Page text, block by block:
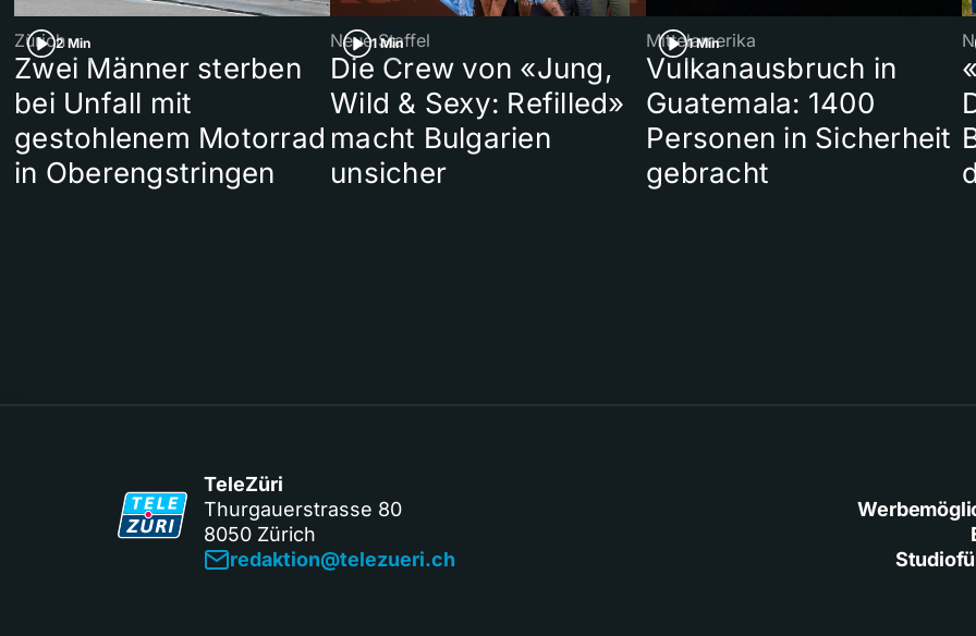
2 Min
Zürich
Zwei Männer sterben
bei Unfall mit
gestohlenem Motorrad
in Oberengstringen
1 Min
Neue Staffel
Die Crew von «Jung,
Wild & Sexy: Refilled»
macht Bulgarien
unsicher
1 Min
Mittelamerika
Vulkanausbruch in
Guatemala: 1400
Personen in Sicherheit
gebracht
TeleZüri
Thurgauerstrasse 80
8050 Zürich
redaktion@telezueri.ch